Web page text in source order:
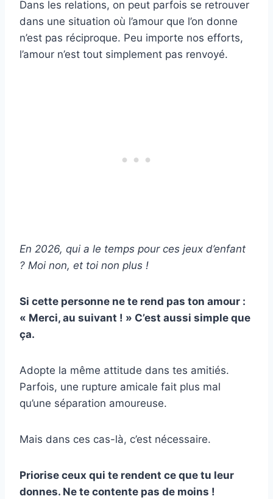
Dans les relations, on peut parfois se retrouver
dans une situation où l’amour que l’on donne
n’est pas réciproque. Peu importe nos efforts,
l’amour n’est tout simplement pas renvoyé.
En 2026, qui a le temps pour ces jeux d’enfant
? Moi non, et toi non plus !
Si cette personne ne te rend pas ton amour :
« Merci, au suivant ! » C’est aussi simple que
ça.
Adopte la même attitude dans tes amitiés.
Parfois, une rupture amicale fait plus mal
qu’une séparation amoureuse.
Mais dans ces cas-là, c’est nécessaire.
Priorise ceux qui te rendent ce que tu leur
donnes. Ne te contente pas de moins !